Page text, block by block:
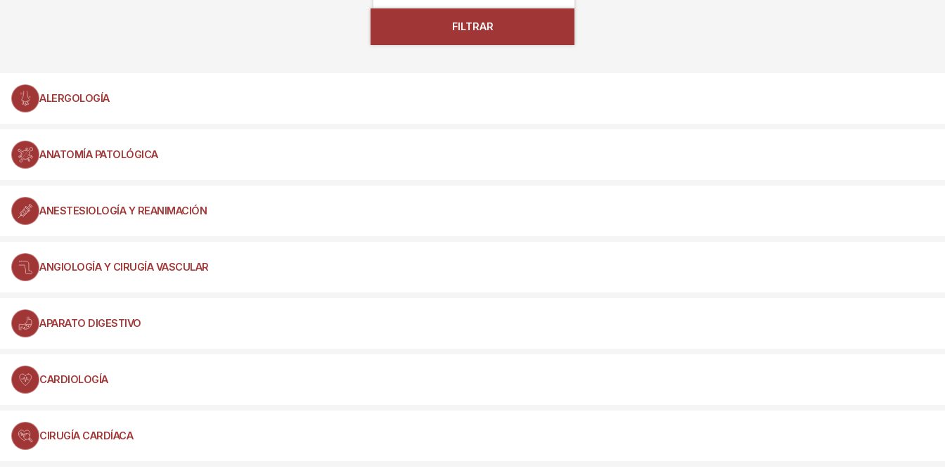
FILTRAR
ALERGOLOGÍA
ANATOMÍA PATOLÓGICA
ANESTESIOLOGÍA Y REANIMACIÓN
ANGIOLOGÍA Y CIRUGÍA VASCULAR
APARATO DIGESTIVO
CARDIOLOGÍA
CIRUGÍA CARDÍACA